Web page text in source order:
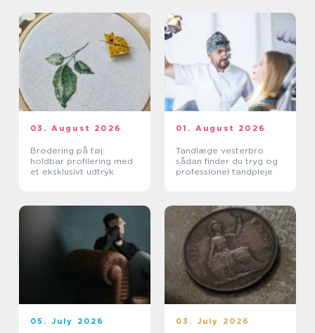
03. August 2026
Brodering på tøj:
holdbar profilering med
et eksklusivt udtryk
01. August 2026
Tandlæge vesterbro
sådan finder du tryg og
professionel tandpleje
05. July 2026 03. July 2026